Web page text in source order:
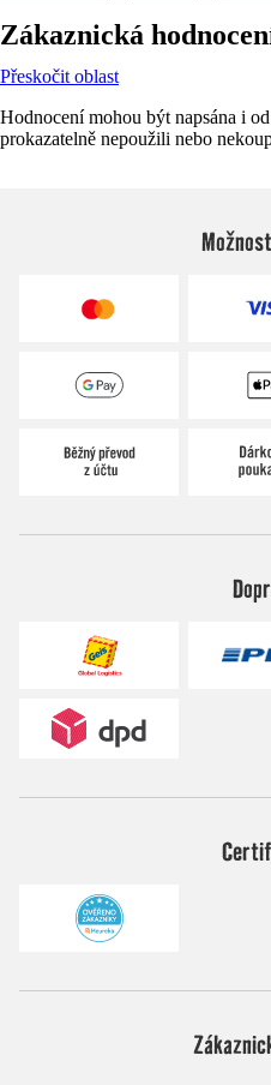
Zákaznická
Přeskočit oblast
Hodnocení mohou být napsána i
prokazatelně nepoužili nebo